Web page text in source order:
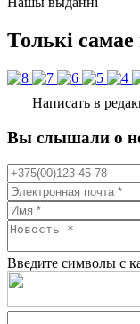
Толькі
Написать в
Вы слышали о
Введите символы с